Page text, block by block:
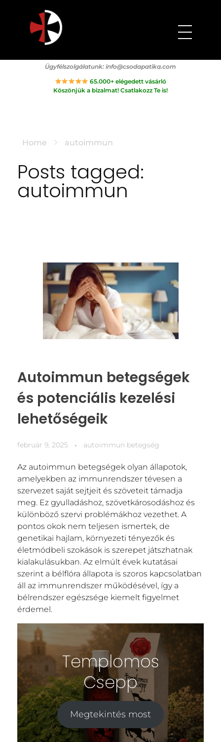
Csodapatika
Természet gyógyereje.
Ügyfélszolgálatunk: info@csodapatika.com
65.000+ elégedett vásárló
Köszönjük a bizalmat! Csatlakozz Te is!
Home autoimmun
Posts tagged:
autoimmun
Autoimmun betegségek
és potenciális kezelési
lehetőségeik
február 9, 2025 autoimmun betegség
Az autoimmun betegségek olyan állapotok,
amelyekben az immunrendszer tévesen a
szervezet saját sejtjeit és szöveteit támadja
meg. Ez gyulladáshoz, szövetkárosodáshoz és
különböző szervi problémákhoz vezethet. A
pontos okok nem teljesen ismertek, de
genetikai hajlam, környezeti tényezők és
életmódbeli szokások is szerepet játszhatnak
kialakulásukban. Az elmúlt évek kutatásai
szerint a bélflóra állapota is szoros kapcsolatban
áll az immunrendszer működésével, így a
bélrendszer egészsége kiemelt figyelmet
érdemel.
Templomos
Csepp
Megtekintés most